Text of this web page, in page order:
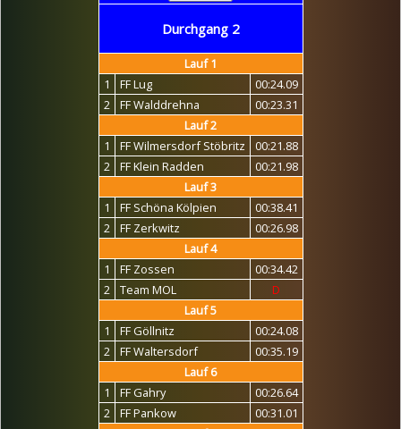
Durchgang 2
Lauf 1
1
FF Lug
00:24.09
2
FF Walddrehna
00:23.31
Lauf 2
1
FF Wilmersdorf Stöbritz
00:21.88
2
FF Klein Radden
00:21.98
Lauf 3
1
FF Schöna Kölpien
00:38.41
2
FF Zerkwitz
00:26.98
Lauf 4
1
FF Zossen
00:34.42
2
Team MOL
D
Lauf 5
1
FF Göllnitz
00:24.08
2
FF Waltersdorf
00:35.19
Lauf 6
1
FF Gahry
00:26.64
2
FF Pankow
00:31.01